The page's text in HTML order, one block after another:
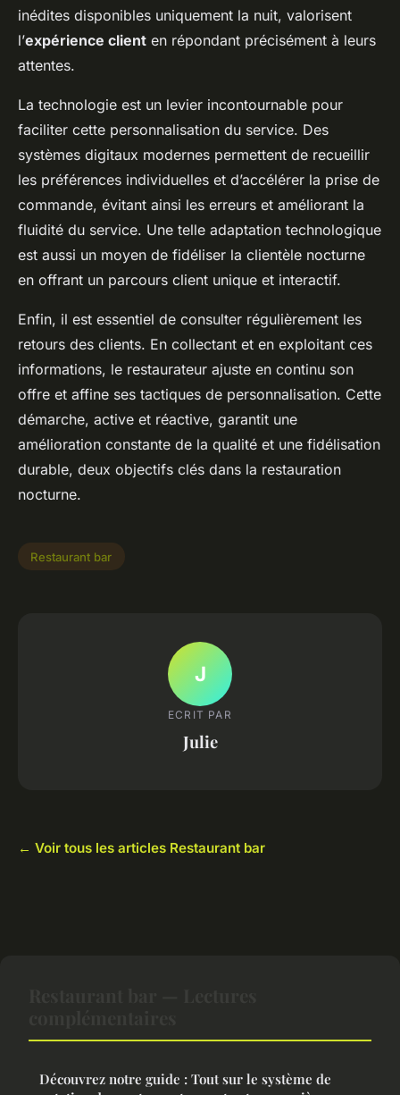
inédites disponibles uniquement la nuit, valorisent
l’expérience client en répondant précisément à leurs
attentes.
La technologie est un levier incontournable pour
faciliter cette personnalisation du service. Des
systèmes digitaux modernes permettent de recueillir
les préférences individuelles et d’accélérer la prise de
commande, évitant ainsi les erreurs et améliorant la
fluidité du service. Une telle adaptation technologique
est aussi un moyen de fidéliser la clientèle nocturne
en offrant un parcours client unique et interactif.
Enfin, il est essentiel de consulter régulièrement les
retours des clients. En collectant et en exploitant ces
informations, le restaurateur ajuste en continu son
offre et affine ses tactiques de personnalisation. Cette
démarche, active et réactive, garantit une
amélioration constante de la qualité et une fidélisation
durable, deux objectifs clés dans la restauration
nocturne.
Restaurant bar
J
ECRIT PAR
Julie
← Voir tous les articles Restaurant bar
Découvrez notre guide : Tout sur le système de